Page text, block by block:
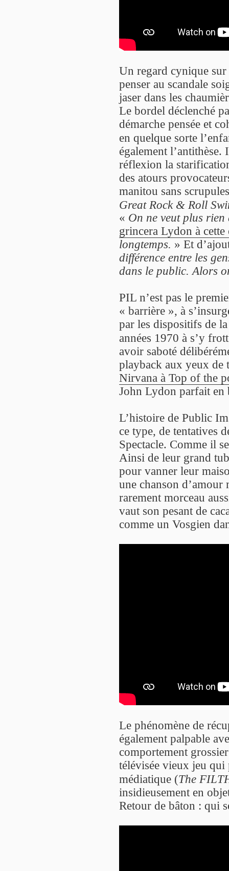
Un regard cynique
penser au scandale
jaser dans les
Le bordel déclenché
démarche pensée et
en quelque sorte
également l’antithèse.
réflexion la
des atours
manitou sans
Great Rock & Roll
« On ne veut plus
grincera Lydon à cette
longtemps. » Et
différence entre les
dans le public. Alors
PIL n’est pas le
« barrière », à
par les dispositifs de
années 1970 à s’y
avoir saboté
playback aux yeux de
Nirvana à Top of the
John Lydon parfait en
L’histoire de Public
ce type, de tentatives
Spectacle. Comme il
Ainsi de leur grand
pour vanner leur
une chanson
rarement morceau
vaut son pesant de
comme un Vosgien
Le phénomène de
également palpable
comportement
télévisée vieux jeu
médiatique (The
insidieusement en
Retour de bâton : qui